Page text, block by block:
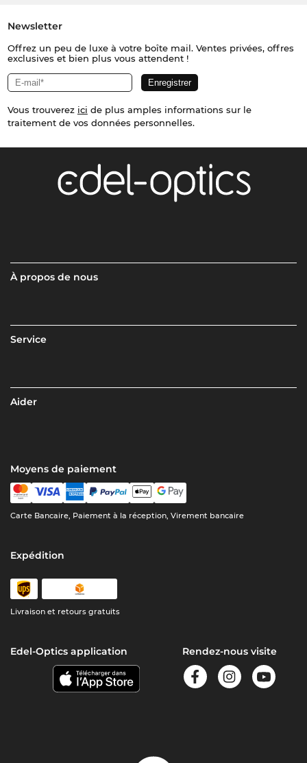
Newsletter
Offrez un peu de luxe à votre boîte mail. Ventes privées, offres
exclusives et bien plus vous attendent !
Vous trouverez ici de plus amples informations sur le
traitement de vos données personnelles.
À propos de nous
Service
Aider
Moyens de paiement
Carte Bancaire, Paiement à la réception, Virement bancaire
Expédition
Livraison et retours gratuits
Edel-Optics application Rendez-nous visite